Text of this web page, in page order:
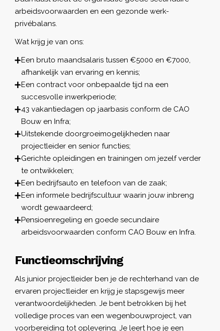
arbeidsvoorwaarden en een gezonde werk-
privébalans.
Wat krijg je van ons:
Een bruto maandsalaris tussen €5000 en €7000,
afhankelijk van ervaring en kennis;
Een contract voor onbepaalde tijd na een
succesvolle inwerkperiode;
43 vakantiedagen op jaarbasis conform de CAO
Bouw en Infra;
Uitstekende doorgroeimogelijkheden naar
projectleider en senior functies;
Gerichte opleidingen en trainingen om jezelf verder
te ontwikkelen;
Een bedrijfsauto en telefoon van de zaak;
Een informele bedrijfscultuur waarin jouw inbreng
wordt gewaardeerd;
Pensioenregeling en goede secundaire
arbeidsvoorwaarden conform CAO Bouw en Infra.
Functieomschrijving
Als junior projectleider ben je de rechterhand van de
ervaren projectleider en krijg je stapsgewijs meer
verantwoordelijkheden. Je bent betrokken bij het
volledige proces van een wegenbouwproject, van
voorbereiding tot oplevering. Je leert hoe je een